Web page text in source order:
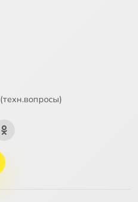
(техн.вопросы)